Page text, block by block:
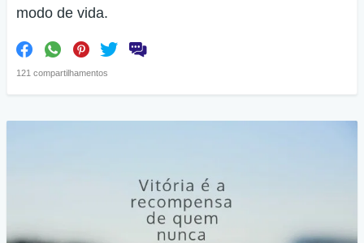
modo de vida.
121 compartilhamentos